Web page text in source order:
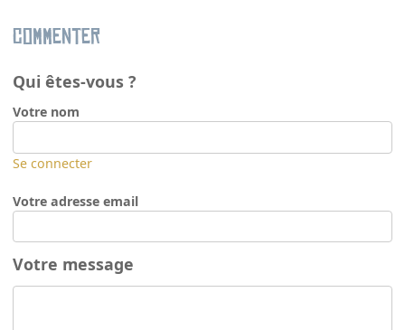
Commenter
Qui êtes-vous ?
Votre nom
Se connecter
Votre adresse email
Votre message